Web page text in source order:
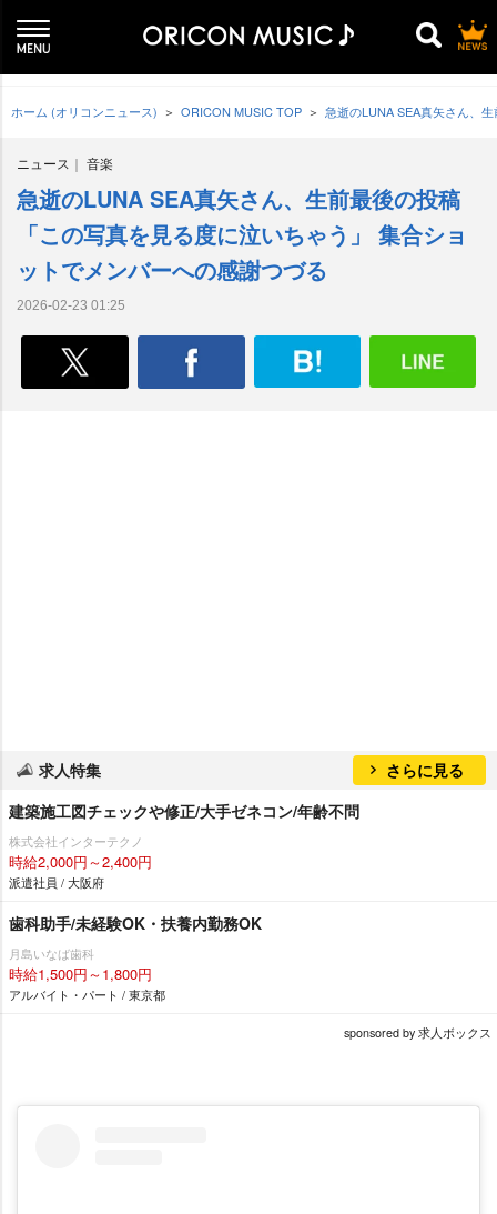
ホーム (オリコンニュース) ORICON MUSIC TOP 急逝のLUNA SEA真矢さん、
ニュース 音楽
急逝のLUNA SEA真矢さん、生前最後の投稿
「この写真を見る度に泣いちゃう」 集合ショ
ットでメンバーへの感謝つづる
2026-02-23 01:25
求人特集
さらに見る
建築施工図チェックや修正/大手ゼネコン/年齢不問
株式会社インターテクノ
時給2,000円～2,400円
派遣社員 / 大阪府
歯科助手/未経験OK・扶養内勤務OK
月島いなば歯科
時給1,500円～1,800円
アルバイト・パート / 東京都
sponsored by 求人ボックス